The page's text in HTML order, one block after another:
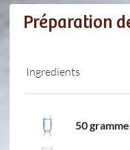
Préparation
Ingredients
50